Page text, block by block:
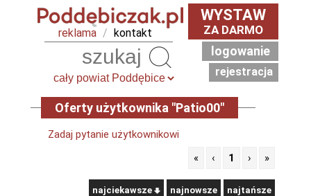
reklama / kontakt
WYSTAW
ZA DARMO
logowanie
rejestracja
Oferty użytkownika "Patio00"
Zadaj pytanie użytkownikowi
«
‹ 1 › »
najciekawsze najnowsze najtańsze